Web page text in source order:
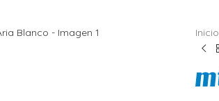
Inicio